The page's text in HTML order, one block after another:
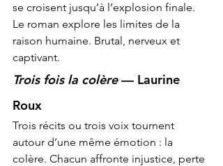
se croisent jusqu’à l’explosion finale.
Le roman explore les limites de la
raison humaine. Brutal, nerveux et
captivant.
Trois fois la colère — Laurine
Roux
Trois récits ou trois voix tournent
autour d’une même émotion : la
colère. Chacun affronte injustice, perte